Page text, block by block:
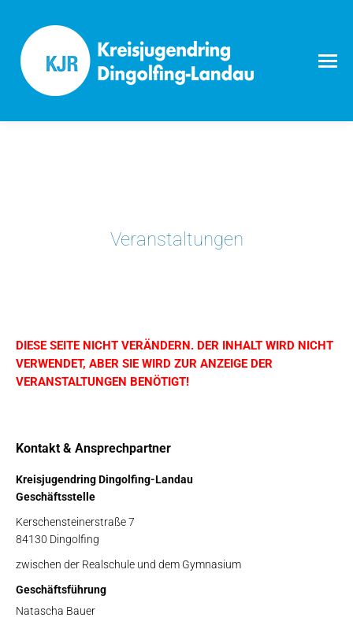
Veranstaltungen
DIESE SEITE NICHT VERÄNDERN. DER INHALT WIRD NICHT
VERWENDET, ABER SIE WIRD ZUR ANZEIGE DER
VERANSTALTUNGEN BENÖTIGT!
Kontakt & Ansprechpartner
Kreisjugendring Dingolfing-Landau
Geschäftsstelle
Kerschensteinerstraße 7
84130 Dingolfing
zwischen der Realschule und dem Gymnasium
Geschäftsführung
Natascha Bauer